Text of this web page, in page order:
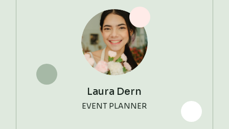
Laura Dern
EVENT PLANNER